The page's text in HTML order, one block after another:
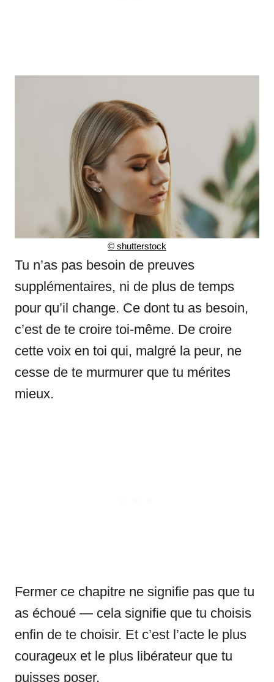
© shutterstock
Tu n’as pas besoin de preuves
supplémentaires, ni de plus de temps
pour qu’il change. Ce dont tu as besoin,
c’est de te croire toi-même. De croire
cette voix en toi qui, malgré la peur, ne
cesse de te murmurer que tu mérites
mieux.
Fermer ce chapitre ne signifie pas que tu
as échoué — cela signifie que tu choisis
enfin de te choisir. Et c’est l’acte le plus
courageux et le plus libérateur que tu
puisses poser.